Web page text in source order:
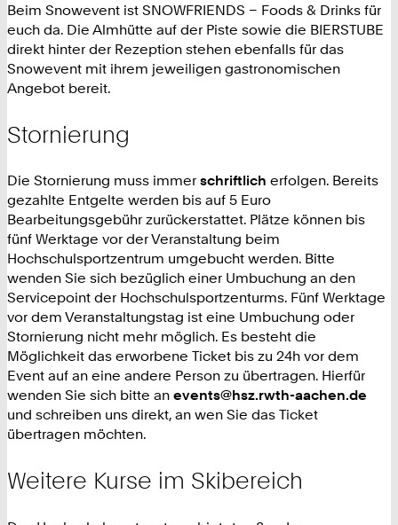
Beim Snowevent ist SNOWFRIENDS – Foods & Drinks für
euch da. Die Almhütte auf der Piste sowie die BIERSTUBE
direkt hinter der Rezeption stehen ebenfalls für das
Snowevent mit ihrem jeweiligen gastronomischen
Angebot bereit.
Stornierung
Die Stornierung muss immer schriftlich erfolgen. Bereits
gezahlte Entgelte werden bis auf 5 Euro
Bearbeitungsgebühr zurückerstattet. Plätze können bis
fünf Werktage vor der Veranstaltung beim
Hochschulsportzentrum umgebucht werden. Bitte
wenden Sie sich bezüglich einer Umbuchung an den
Servicepoint der Hochschulsportzenturms. Fünf Werktage
vor dem Veranstaltungstag ist eine Umbuchung oder
Stornierung nicht mehr möglich. Es besteht die
Möglichkeit das erworbene Ticket bis zu 24h vor dem
Event auf an eine andere Person zu übertragen. Hierfür
wenden Sie sich bitte an events@hsz.rwth-aachen.de
und schreiben uns direkt, an wen Sie das Ticket
übertragen möchten.
Weitere Kurse im Skibereich